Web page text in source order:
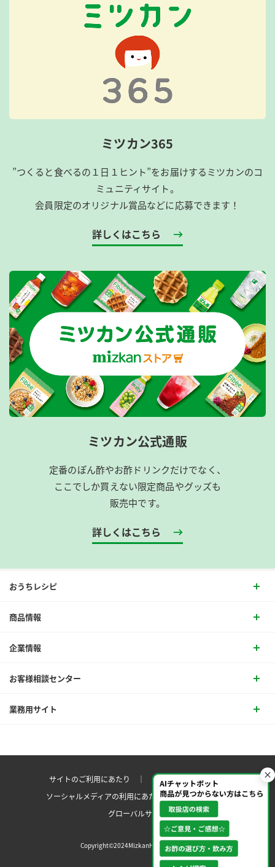
ミツカン365
”つくると食べるの１日１ヒント”をお届けするミツカンのコ
ミュニティサイト。
会員限定のオリジナル賞品などに応募できます！
詳しくはこちら
ミツカン公式通販
定番のぽん酢やお酢ドリンクだけでなく、
ここでしか買えない限定商品やグッズも
販売中です。
詳しくはこちら
おうちレシピ
商品情報
企業情報
お客様相談センター
業務用サイト
サイトのご利用にあたり ｜プライバシーポリシー
ソーシャルメディアの利用にあたりサイトマップ ｜
グローバルサイト
Copyright©2024MizkanHoldingsCo.Ltd.